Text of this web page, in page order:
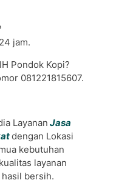
jam.
Pondok Kopi?
081221815607.
Layanan Jasa
dengan Lokasi
kebutuhan
layanan
bersih.